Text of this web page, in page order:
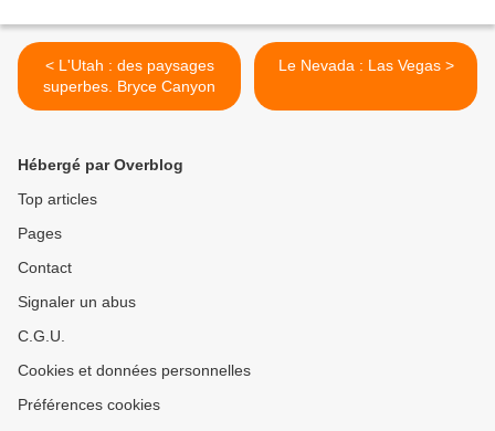
< L'Utah : des paysages
superbes. Bryce Canyon
Le Nevada : Las Vegas >
Hébergé par Overblog
Top articles
Pages
Contact
Signaler un abus
C.G.U.
Cookies et données personnelles
Préférences cookies